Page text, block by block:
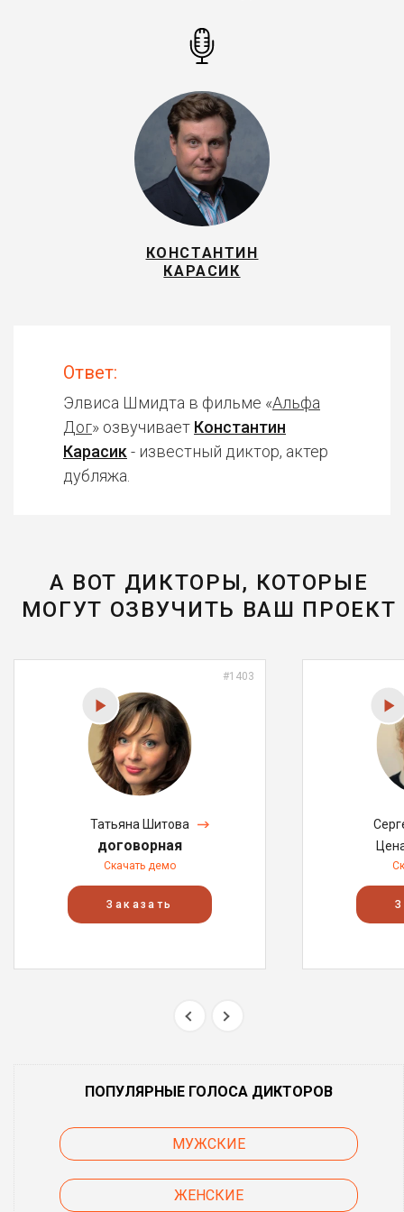
КОНСТАНТИН
КАРАСИК
Ответ:
Элвиса Шмидта в фильме «Альфа
Дог» озвучивает Константин
Карасик - известный диктор, актер
дубляжа.
А ВОТ ДИКТОРЫ, КОТОРЫЕ
МОГУТ ОЗВУЧИТЬ ВАШ ПРОЕКТ
#1403
Татьяна Шитова
договорная
Скачать демо
Заказать
ПОПУЛЯРНЫЕ ГОЛОСА ДИКТОРОВ
МУЖСКИЕ
ЖЕНСКИЕ